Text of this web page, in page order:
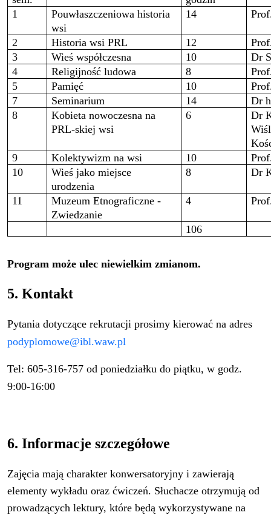
1
Pouwłaszczeniowa historia
wsi
14
2 Historia wsi PRL 12
3
Wieś współczesna 10
Dr
4
Religijność ludowa 8
5
Pamięć 10
7
Seminarium 14
Dr
8
Kobieta nowoczesna na
PRL-skiej wsi
6
Dr
9
Kolektywizm na wsi 10
10
Wieś jako miejsce
urodzenia
8 Dr
11
Muzeum Etnograficzne -
Zwiedzanie
4
106
Program może ulec niewielkim zmianom.
5. Kontakt
Pytania dotyczące rekrutacji prosimy kierować na adres
podyplomowe@ibl.waw.pl
Tel: 605-316-757 od poniedziałku do piątku, w godz.
9:00-16:00
6. Informacje szczegółowe
Zajęcia mają charakter konwersatoryjny i zawierają
elementy wykładu oraz ćwiczeń. Słuchacze otrzymują od
prowadzących lektury, które będą wykorzystywane na